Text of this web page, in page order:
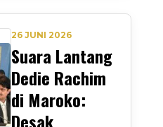
26 JUNI 2026
Suara Lantang
Dedie Rachim
di Maroko:
Desak